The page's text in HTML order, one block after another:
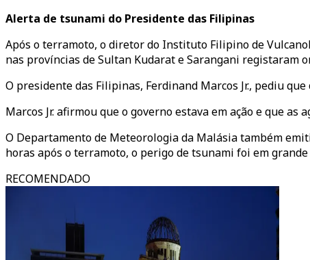
Alerta de tsunami do Presidente das Filipinas
Após o terramoto, o diretor do Instituto Filipino de
nas províncias de Sultan Kudarat e Sarangani registaram
O presidente das Filipinas, Ferdinand Marcos Jr., pediu
Marcos Jr. afirmou que o governo estava em ação e que
O Departamento de Meteorologia da Malásia também
horas após o terramoto, o perigo de tsunami foi em
RECOMENDADO